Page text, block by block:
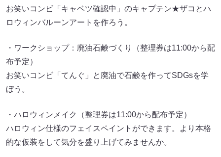
お笑いコンビ「キャベツ確認中」のキャプテン★ザコとハ
ロウィンバルーンアートを作ろう。
・ワークショップ：廃油石鹸づくり（整理券は11:00から配
布予定）
お笑いコンビ「てんぐ」と廃油で石鹸を作ってSDGsを学
ぼう。
・ハロウィンメイク（整理券は11:00から配布予定）
ハロウィン仕様のフェイスペイントができます。より本格
的な仮装をして気分を盛り上げてみませんか。